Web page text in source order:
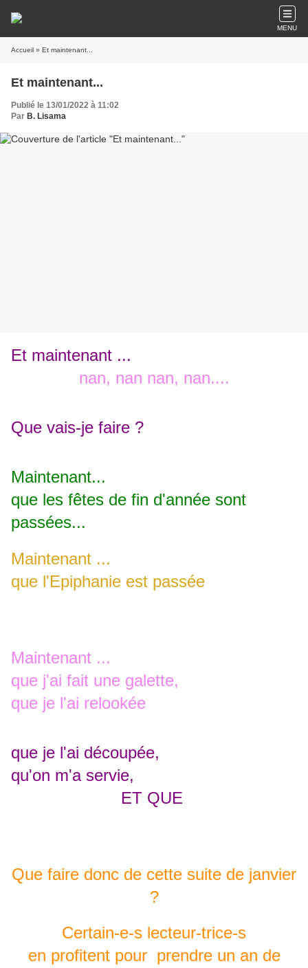
MENU
Accueil » Et maintenant...
Et maintenant...
Publié le 13/01/2022 à 11:02
Par B. Lisama
Et maintenant ...
nan, nan nan, nan....
Que vais-je faire ?
Maintenant...
que les fêtes de fin d'année sont
passées...
Maintenant ...
que l'Epiphanie est passée
Maintenant ...
que j'ai fait une galette,
que je l'ai relookée
que je l'ai découpée,
qu'on m'a servie,
ET QUE
Que faire donc de cette suite de janvier
?
Certain-e-s lecteur-trice-s
en profitent pour prendre un an de